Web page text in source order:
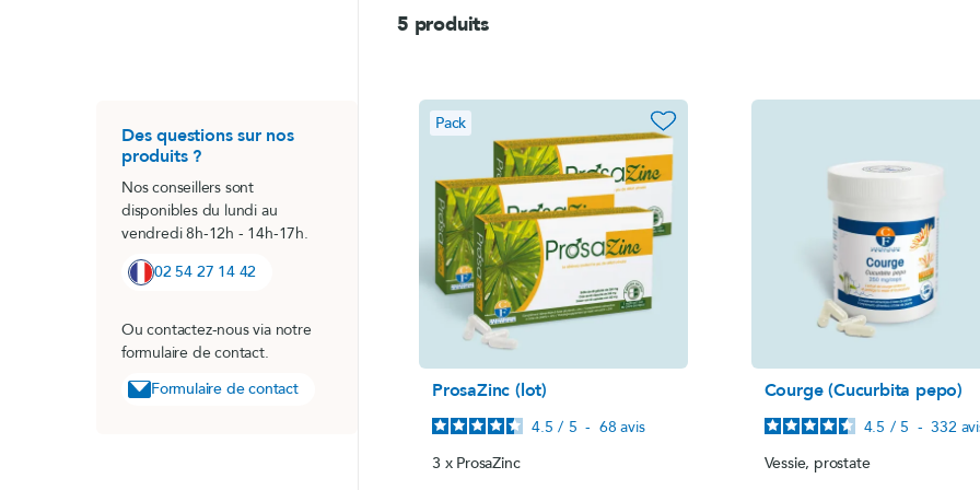
DOPA Concept
SafraZen®
Magnésium marin Evolution
Griffonia
Hericium
MéthylSam'Active®
Magnésium marin
Carbonate de magnésium
Oméga 3 fort
Stress
B.O. Concept
Bacopa (Bacopa monnieri)
LithoEscholtzia
Rhodiola (Rhodiola rosea)
LithoAubépine
Gentiane forte
Gentiane forte
Adaptaforme®
Pack
Sommeil
LithoGinkgo
Des questions sur nos
produits ?
Nos conseillers sont
disponibles du lundi au
vendredi 8h-12h - 14h-17h.
02 54 27 14 42
Ou contactez-nous via notre
formulaire de contact.
Formulaire de contact
5 produits
Pack favorite_border
ProsaZinc (lot)
4.5 / 5 - 68avis
3 x ProsaZinc
Courge (Cucurbita pepo)
4.5 / 5 - 332
Vessie, prostate